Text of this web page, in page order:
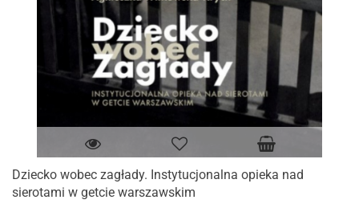
Dziecko wobec zagłady. Instytucjonalna opieka nad
sierotami w getcie warszawskim